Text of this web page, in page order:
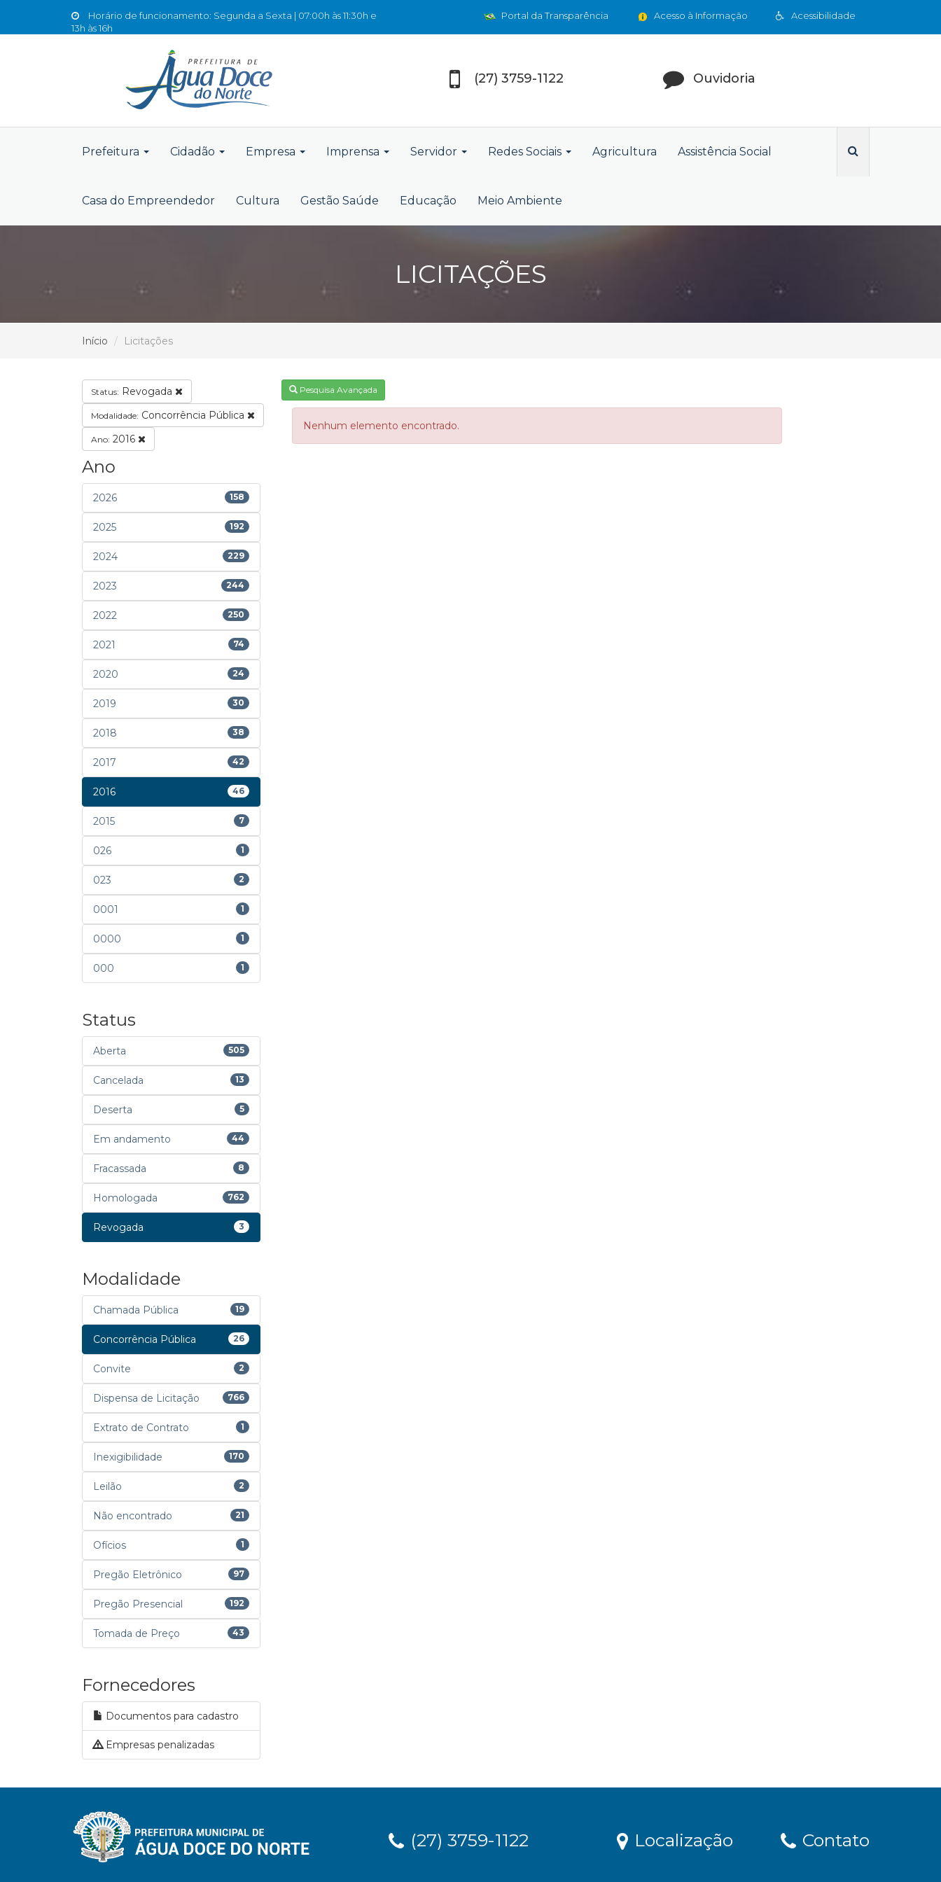
Horário de funcionamento: Segunda a Sexta | 07:00h às 11:30h e
13h às 16h
Acessibilidade
Acesso à Informação
Portal da Transparência
(27) 3759-1122 Ouvidoria
Prefeitura Cidadão Empresa Imprensa Servidor Redes Sociais Agricultura Assistência Social
Casa do Empreendedor Cultura Gestão Saúde Educação Meio Ambiente
LICITAÇÕES
Início Licitações
Status: Revogada
Modalidade: Concorrência Pública
Ano: 2016
Ano
2026 158
2025 192
2024 229
2023 244
2022 250
2021 74
2020 24
2019 30
2018 38
2017 42
2016 46
2015 7
026 1
023 2
0001 1
0000 1
000 1
Status
Aberta 505
Cancelada 13
Deserta 5
Em andamento 44
Fracassada 8
Homologada 762
Revogada 3
Modalidade
Chamada Pública 19
Concorrência Pública 26
Convite 2
Dispensa de Licitação 766
Extrato de Contrato 1
Inexigibilidade 170
Leilão 2
Não encontrado 21
Ofícios 1
Pregão Eletrônico 97
Pregão Presencial 192
Tomada de Preço 43
Fornecedores
Documentos para cadastro
Empresas penalizadas
Pesquisa Avançada
Nenhum elemento encontrado.
(27) 3759-1122 Localização Contato